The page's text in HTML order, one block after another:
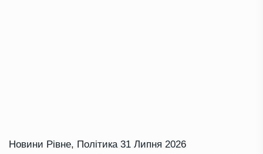
Новини Рівне, Політика 31 Липня 2026